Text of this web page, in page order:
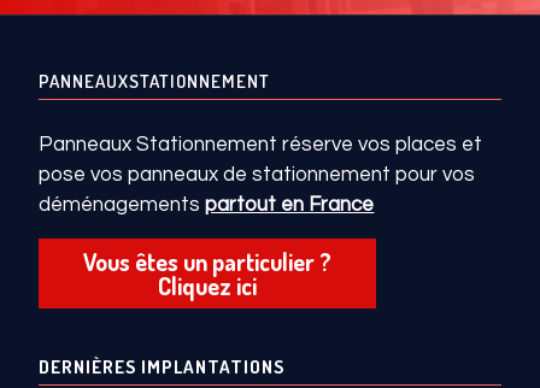
PANNEAUXSTATIONNEMENT
Panneaux Stationnement réserve vos places et
pose vos panneaux de stationnement pour vos
déménagementspartout en France
Vous êtes un particulier ?
Cliquez ici
DERNIÈRES IMPLANTATIONS